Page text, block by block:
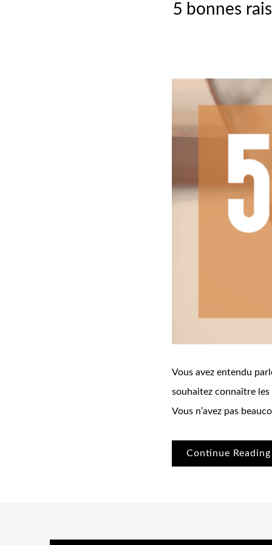
5 bonnes
Vous avez entendu
souhaitez connaître
Vous n’avez pas
Continue Reading